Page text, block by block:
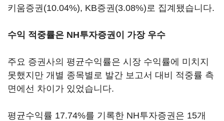
키움증권(10.04%), KB증권(3.08%)로 집계됐습니다.
수익 적중률은 NH투자증권이 가장 우수
주요 증권사의 평균수익률은 시장 수익률에 미치지
못했지만 개별 종목별로 발간 보고서 대비 적중률 측
면에선 차이가 있었습니다.
평균수익률 17.74%를 기록한 NH투자증권은 15개